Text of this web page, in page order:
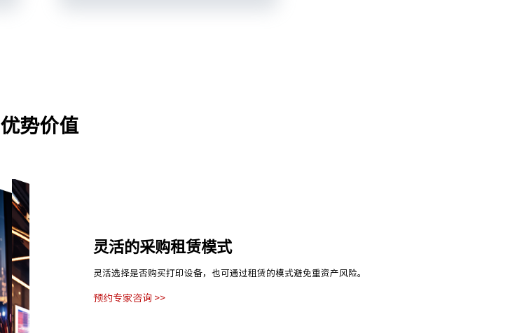
优势价值
灵活的采购租赁模式
灵活选择是否购买打印设备，也可通过租赁的模式避免重资产风险。
预约专家咨询 >>